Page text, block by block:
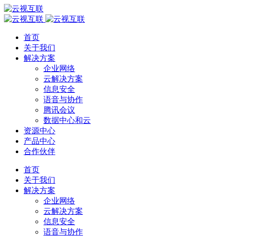
首页
关于我们
解决方案
企业网络
云解决方案
信息安全
语音与协作
腾讯会议
数据中心和云
资源中心
产品中心
合作伙伴
首页
关于我们
解决方案
企业网络
云解决方案
信息安全
语音与协作